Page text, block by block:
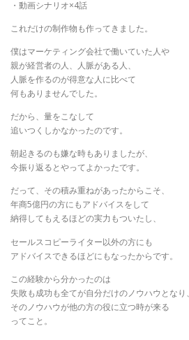
・動画シナリオ×4話
これだけの制作物も作ってきました。
僕はマーケティング会社で働いていた人や
親が経営者の人、人脈がある人、
人脈を作るのが得意な人に比べて
何もありませんでした。
だから、量をこなして
追いつくしかなかったのです。
朝起きるのも嫌な時もありましたが、
今振り返るとやってよかったです。
だって、その積み重ねがあったからこそ、
年商5億円の方にもアドバイスをして
納得してもえるほどの実力もついたし、
セールスコピーライター以外の方にも
アドバイスできるほどにもなったからです。
この経験から分かったのは
失敗も成功も全てが自分だけのノウハウとなり、
そのノウハウが他の方の役に立つ時が来る
ってこと。